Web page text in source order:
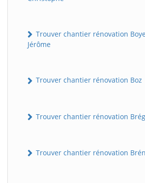
Trouver chantier rénovation
Jérôme
Trouver chantier rénovation Boz
Trouver chantier rénovation
Trouver chantier rénovation